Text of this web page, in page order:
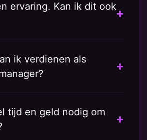
ervaring. Kan ik dit ook
ik verdienen als
tijd en geld nodig om